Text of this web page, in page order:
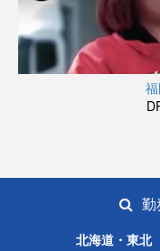
勤
北海道・東北